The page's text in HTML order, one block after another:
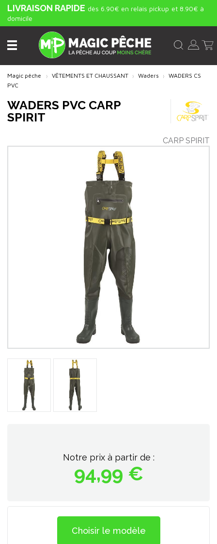
LIVRAISON RAPIDE dès 6.90€ en relais pickup et 8.90€ à
domicile
Magic pêche VÊTEMENTS ET CHAUSSANT Waders
WADERS CS
PVC
WADERS PVC CARP
SPIRIT
CARP SPIRIT
Notre prix à partir de :
94,99 €
Choisir le modèle